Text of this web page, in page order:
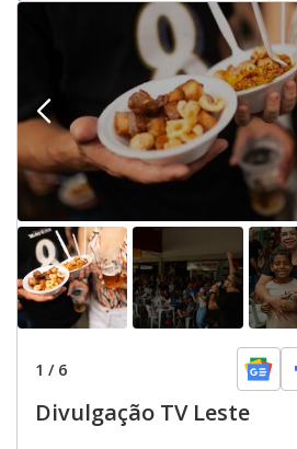
Opens in new window
1 / 6
Divulgação TV Leste